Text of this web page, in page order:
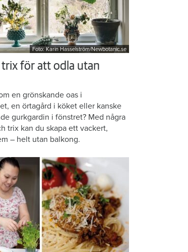
Foto: Karin Hasselström/Newbotanic.se
trix för att odla utan
en grönskande oas i
en örtagård i köket eller kanske
gurkgardin i fönstret? Med några
trix kan du skapa ett vackert,
– helt utan balkong.